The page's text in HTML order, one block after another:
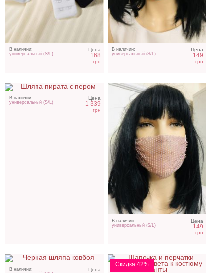
В наличии:
универсальный (S/L)
Цена
168
грн
В наличии:
универсальный (S/L)
Цена
149
грн
Шляпа пирата черная
В наличии:
универсальный (S/L)
Цена
1 339
грн
Маска со стразами
В наличии:
универсальный (S/L)
Цена
149
грн
В наличии:
Цена
Аксессуары к костюму
Санты
Скидка 42%